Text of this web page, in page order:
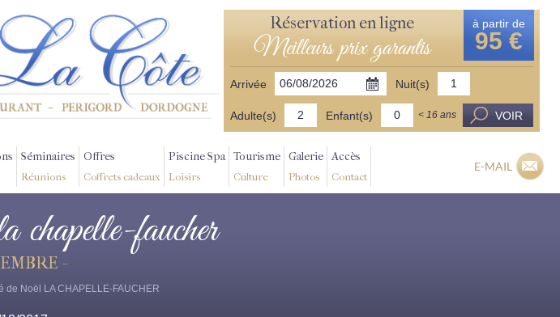
Réservation en ligne
Meilleurs prix garantis
à partir de
95 €
Arrivée Nuit(s)
Adulte(s) Enfant(s) < 16 ans VOIR
Séminaires
Réunions
Offres
Coffrets cadeaux
Piscine Spa
Loisirs
Tourisme
Culture
Galerie
Photos
Accès
Contact
E-MAIL
chapelle-faucher
-
de Noël LA CHAPELLE-FAUCHER